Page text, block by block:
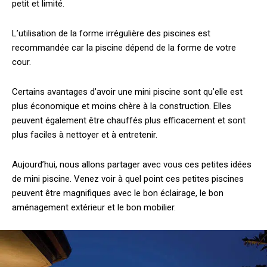
petit et limité.
L’utilisation de la forme irrégulière des piscines est
recommandée car la piscine dépend de la forme de votre
cour.
Certains avantages d’avoir une mini piscine sont qu’elle est
plus économique et moins chère à la construction. Elles
peuvent également être chauffés plus efficacement et sont
plus faciles à nettoyer et à entretenir.
Aujourd’hui, nous allons partager avec vous ces petites idées
de mini piscine. Venez voir à quel point ces petites piscines
peuvent être magnifiques avec le bon éclairage, le bon
aménagement extérieur et le bon mobilier.